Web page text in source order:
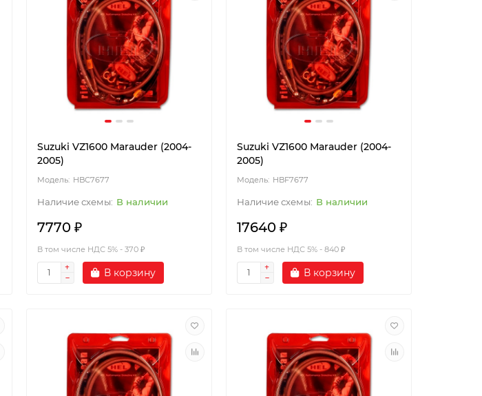
Suzuki VZ1600 Marauder (2004-
2005)
HBC7677
В наличии
7770 ₽
В том числе НДС 5% - 370 ₽
В корзину
Suzuki VZ1600 Marauder (2004-
2005)
HBF7677
В наличии
17640 ₽
В том числе НДС 5% - 840 ₽
В корзину